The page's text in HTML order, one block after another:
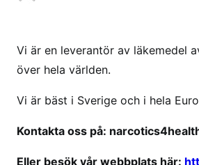
Vi är en leverantör av läkemedel
över hela världen.
Vi är bäst i Sverige och i hela
Kontakta oss på:
Eller besök vår webbplats här: